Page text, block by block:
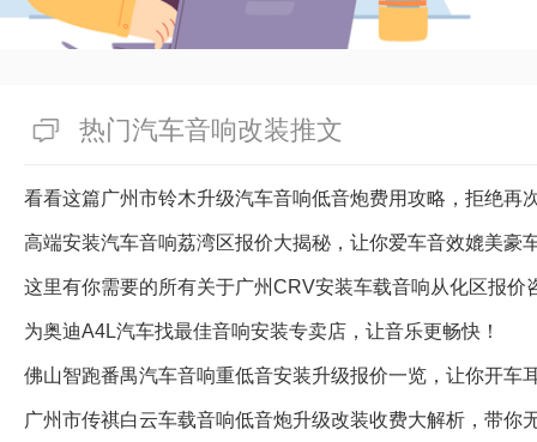
热门汽车音响改装推文
看看这篇广州市铃木升级汽车音响低音炮费用攻略，拒绝再
高端安装汽车音响荔湾区报价大揭秘，让你爱车音效媲美豪
这里有你需要的所有关于广州CRV安装车载音响从化区报价
为奥迪A4L汽车找最佳音响安装专卖店，让音乐更畅快！
佛山智跑番禺汽车音响重低音安装升级报价一览，让你开车
广州市传祺白云车载音响低音炮升级改装收费大解析，带你